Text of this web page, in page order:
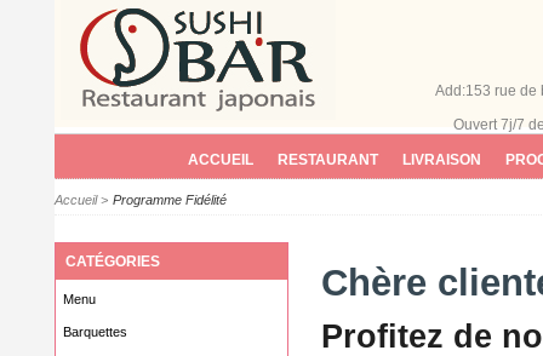
Add:153 rue
Ouvert 7j/7
ACCUEIL RESTAURANT LIVRAISON
Accueil > Programme Fidélité
Chère
Profitez de
CATÉGORIES
Menu
Barquettes